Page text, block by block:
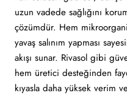
uzun vadede sağlığını
çözümdür. Hem
yavaş salınım yapması
akışı sunar. Rivasol gibi
hem üretici desteğinden
kıyasla daha yüksek verim